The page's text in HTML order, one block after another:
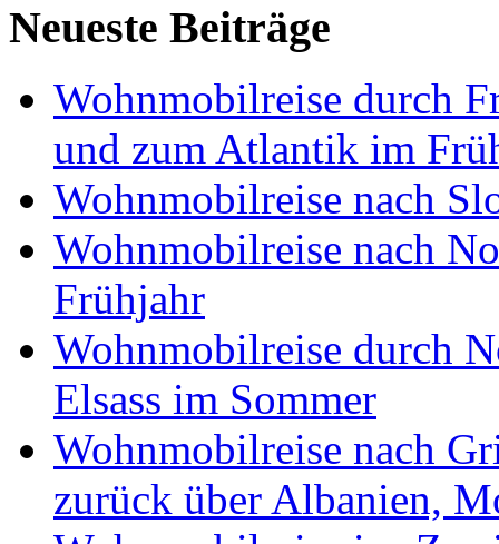
Neueste Beiträge
Wohnmobilreise durch
und zum Atlantik im
Wohnmobilreise nach
Wohnmobilreise nach
Frühjahr
Wohnmobilreise durch
Elsass im Sommer
Wohnmobilreise nach
zurück über Albanien,